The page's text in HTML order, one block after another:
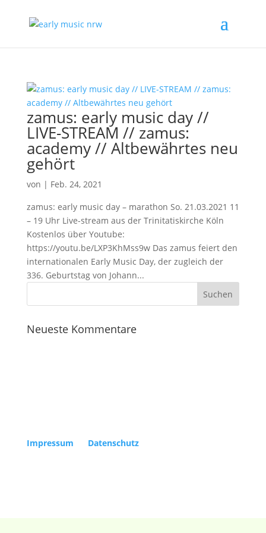
zamus: early music day //
LIVE-STREAM // zamus:
academy // Altbewährtes neu
gehört
von | Feb. 24, 2021
zamus: early music day – marathon So. 21.03.2021 11
– 19 Uhr Live-stream aus der Trinitatiskirche Köln
Kostenlos über Youtube:
https://youtu.be/LXP3KhMss9w Das zamus feiert den
internationalen Early Music Day, der zugleich der
336. Geburtstag von Johann...
Neueste Kommentare
Impressum
Datenschutz